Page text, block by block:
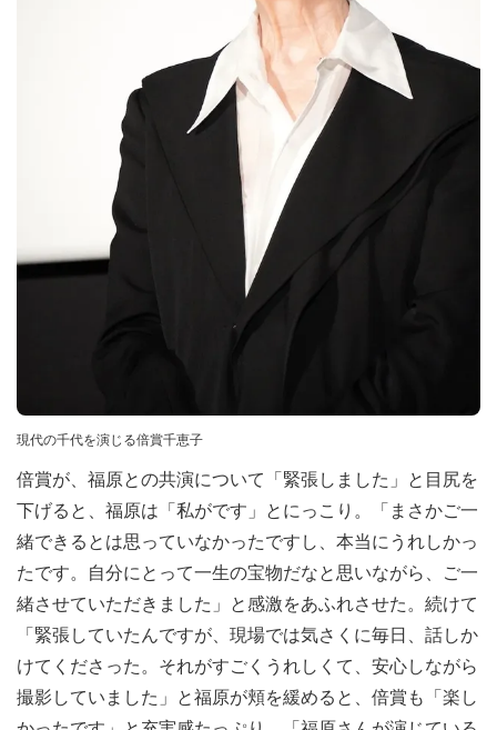
現代の千代を演じる倍賞千恵子
倍賞が、福原との共演について「緊張しました」と目尻を
下げると、福原は「私がです」とにっこり。「まさかご一
緒できるとは思っていなかったですし、本当にうれしかっ
たです。自分にとって一生の宝物だなと思いながら、ご一
緒させていただきました」と感激をあふれさせた。続けて
「緊張していたんですが、現場では気さくに毎日、話しか
けてくださった。それがすごくうれしくて、安心しながら
撮影していました」と福原が頬を緩めると、倍賞も「楽し